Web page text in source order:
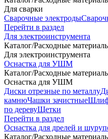
Для сварки
Сварочные электроды
Перейти в раздел
Для электроинструмента
Каталог/Расходные
Для электроинструмента
Оснастка для УШМ
Каталог/Расходные
Оснастка для УШМ
Диски отрезные по металлу
камнюЧашки зачистные
по деревуЩетки
Перейти в раздел
Оснастка для дрелей и
Каталог/Расходные